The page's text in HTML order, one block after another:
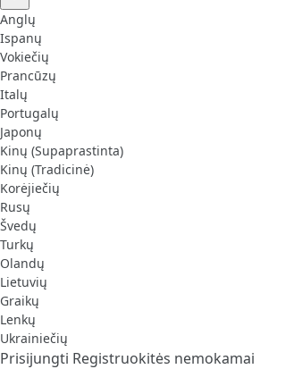
Anglų
Ispanų
Vokiečių
Prancūzų
Italų
Portugalų
Japonų
Kinų (Supaprastinta)
Kinų (Tradicinė)
Korėjiečių
Rusų
Švedų
Turkų
Olandų
Lietuvių
Graikų
Lenkų
Ukrainiečių
Prisijungti Registruokitės nemokamai